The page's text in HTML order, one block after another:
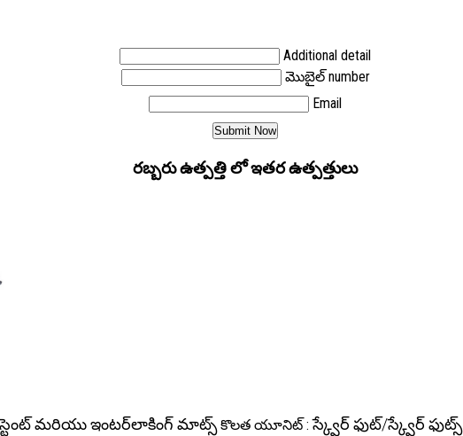
Additional detail
మొబైల్ number
Email
రబ్బరు ఉత్పత్తి లో ఇతర ఉత్పత్తులు
మరియు ఇంటర్‌లాకింగ్ మాట్స్ కొలత యూనిట్ :స్క్వేర్ ఫుట్/స్క్వేర్ ఫుట్స్